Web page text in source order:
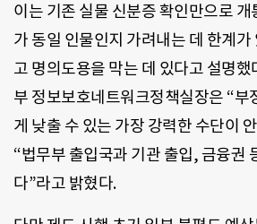
이는 기존 실물 신분증 확인만으로
가 동일 인물인지 가려내는 데 한계
고 명의도용을 막는 데 있다고 설명했
부 정보보호네트워크정책실장은 “부
게 낮출 수 있는 가장 강력한 수단이
“법무부 출입국과 기관 출입, 금융권
다”라고 밝혔다.